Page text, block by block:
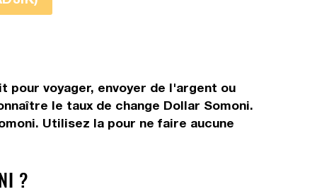
pour voyager, envoyer de l'argent ou
le taux de change Dollar Somoni.
Utilisez la pour ne faire aucune
?